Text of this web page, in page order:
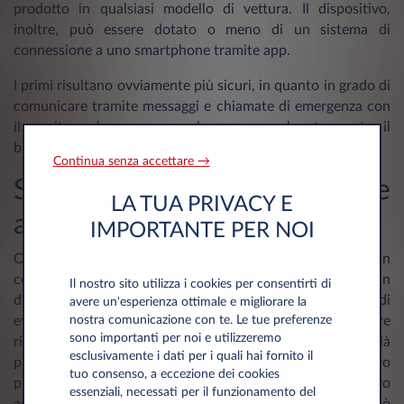
prodotto in qualsiasi modello di vettura. Il dispositivo,
inoltre, può essere dotato o meno di un sistema di
connessione a uno smartphone tramite app.
I primi risultano ovviamente più sicuri, in quanto in grado di
comunicare tramite messaggi e chiamate di emergenza con
il genitore (o comunque la persona che trasporta il
bambino), riducendo ulteriormente il rischio.
Seggiolini auto con sensore
antiabbandono integrato
Oltre ai dispositivi indipendenti, è possibile trovare in
commercio anche seggiolini antiabbandono dotati di un
dispositivo integrato. Se da un lato questi permettono di
evitare l'utilizzo di un apparecchio a parte, non sempre
risultano la scelta più conveniente. Soprattutto per chi già
possiede un seggiolino, infatti, acquistare un nuovo
prodotto da circa 200-300 euro anziché un dispositivo
Continua senza accettare →
LA TUA PRIVACY E
IMPORTANTE PER NOI
Il nostro sito utilizza i cookies per consentirti di
avere un'esperienza ottimale e migliorare la
nostra comunicazione con te. Le tue preferenze
sono importanti per noi e utilizzeremo
esclusivamente i dati per i quali hai fornito il
tuo consenso, a eccezione dei cookies
essenziali, necessati per il funzionamento del